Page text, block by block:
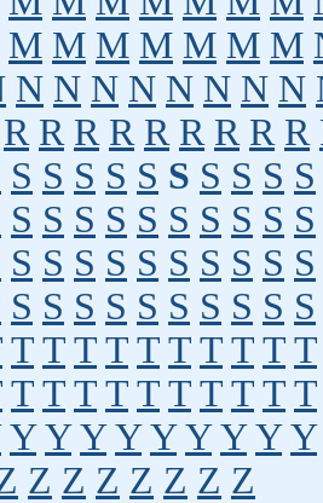
M M M M M M M
N N N N N N N N
R R R R R R R R R
S S S S S S S S S S
S S S S S S S S S S
S S S S S S S S S S
S S S S S S S S S S
T T T T T T T T T T
T T T T T T T T T T
Y Y Y Y Y Y Y Y Y
Z Z Z Z Z Z Z